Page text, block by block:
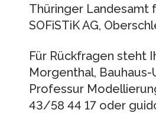
Thüringer Landesamt
SOFiSTiK AG,
Für Rückfragen steht
Morgenthal,
Professur
43/58 44 17 oder